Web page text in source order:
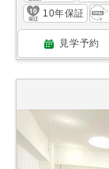
10年保証
見学予約